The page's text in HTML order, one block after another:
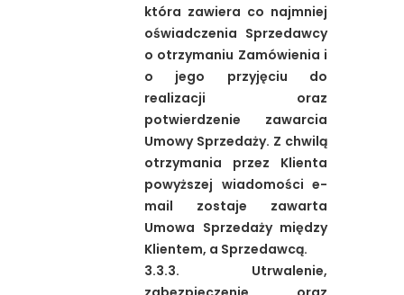
która zawiera co najmniej
oświadczenia Sprzedawcy
o otrzymaniu Zamówienia i
o jego przyjęciu do
realizacji oraz
potwierdzenie zawarcia
Umowy Sprzedaży. Z chwilą
otrzymania przez Klienta
powyższej wiadomości e-
mail zostaje zawarta
Umowa Sprzedaży między
Klientem, a Sprzedawcą.
3.3.3. Utrwalenie,